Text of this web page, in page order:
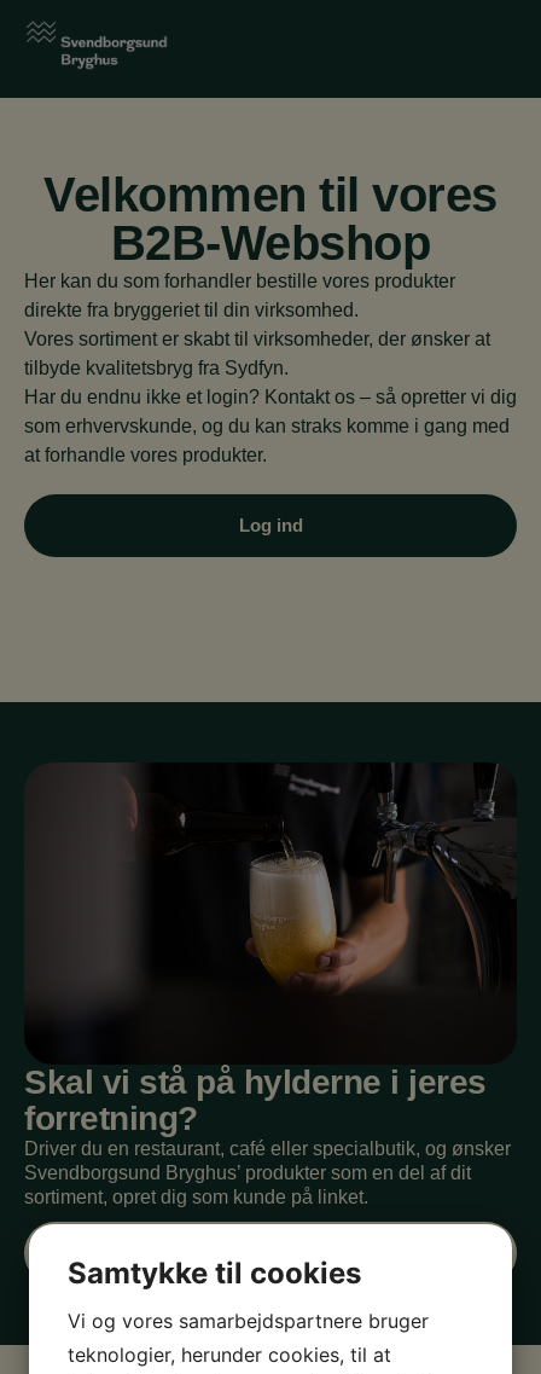
Velkommen til vores
B2B-Webshop
Her kan du som forhandler bestille vores produkter
direkte fra bryggeriet til din virksomhed.
Vores sortiment er skabt til virksomheder, der ønsker at
tilbyde kvalitetsbryg fra Sydfyn.
Har du endnu ikke et login? Kontakt os – så opretter vi dig
som erhvervskunde, og du kan straks komme i gang med
at forhandle vores produkter.
Log ind
Skal vi stå på hylderne i jeres
forretning?
Driver du en restaurant, café eller specialbutik, og ønsker
Svendborgsund Bryghus’ produkter som en del af dit
sortiment, opret dig som kunde på linket.
Samtykke til cookies
Vi og vores samarbejdspartnere bruger
teknologier, herunder cookies, til at